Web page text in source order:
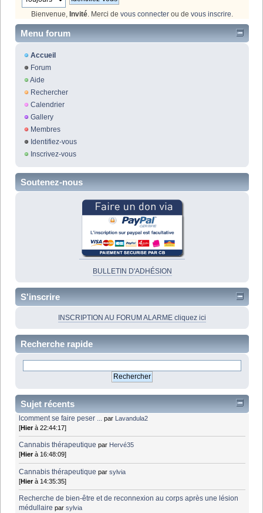
Bienvenue, Invité. Merci de vous connecter ou de vous inscrire.
Menu forum
Accueil
Forum
Aide
Rechercher
Calendrier
Gallery
Membres
Identifiez-vous
Inscrivez-vous
Soutenez-nous
BULLETIN D'ADHÉSION
S'inscrire
INSCRIPTION AU FORUM ALARME cliquez ici
Recherche rapide
Sujet récents
lcomment se faire peser ... par Lavandula2
[Hierà 22:44:17]
Cannabis thérapeutique par Hervé35
[Hierà 16:48:09]
Cannabis thérapeutique parsylvia
[Hierà 14:35:35]
Recherche de bien-être et de reconnexion au corps après une lésion
médullaire parsylvia